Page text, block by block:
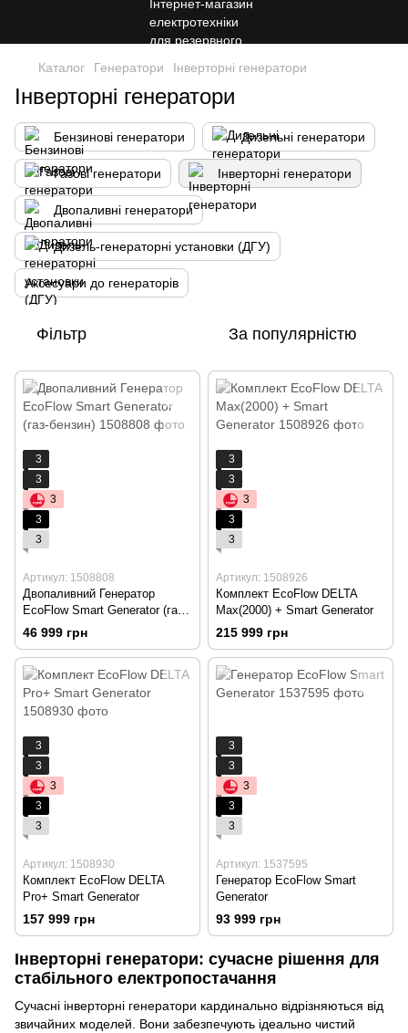
Каталог Генератори Інверторні генератори
Інверторні генератори
Бензинові генератори Дизельні генератори
Газові генератори Інверторні генератори
Двопаливні генератори
Дизель-генераторні установки (ДГУ)
Аксесуари до генераторів
Фільтр За популярністю
3
3
3
3
3
Артикул: 1508808
Двопаливний Генератор
EcoFlow Smart Generator (газ-
бензин)
46 999 грн
3
3
3
3
3
Артикул: 1508926
Комплект EcoFlow DELTA
Max(2000) + Smart Generator
215 999 грн
3
3
3
3
3
Артикул: 1508930
Комплект EcoFlow DELTA
Pro+ Smart Generator
157 999 грн
3
3
3
3
3
Артикул: 1537595
Генератор EcoFlow Smart
Generator
93 999 грн
Інверторні генератори: сучасне рішення для
стабільного електропостачання
Сучасні інверторні генератори кардинально відрізняються від
звичайних моделей. Вони забезпечують ідеально чистий